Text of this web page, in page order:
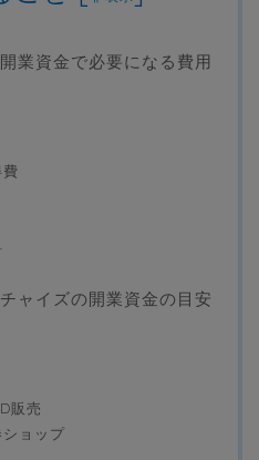
業資金で必要になる費用
ャイズの開業資金の目安
販売
ョップ